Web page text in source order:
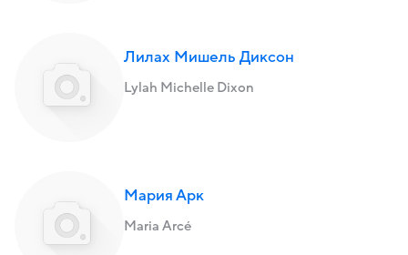
Лилах Мишель Диксон
Lylah Michelle Dixon
Мария Арк
Maria Arcé